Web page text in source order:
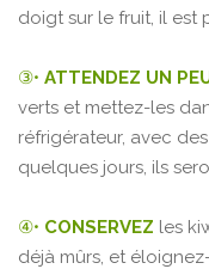
doigt sur le fruit, il est
③• ATTENDEZ UN
verts et mettez-les
réfrigérateur, avec
quelques jours, ils
④• CONSERVEZ les
déjà mûrs, et